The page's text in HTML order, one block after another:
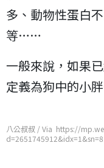
多、動物性蛋白
等……
一般來說，如果
定義為狗中的小胖
八公叔叔 / Via https://